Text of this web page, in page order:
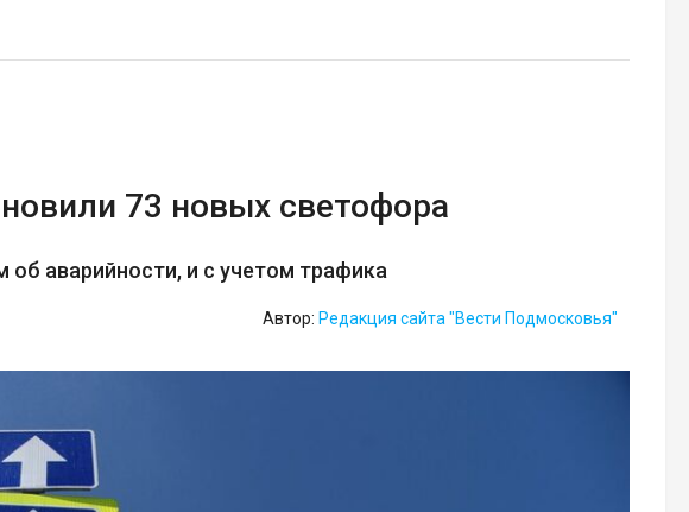
73 новых светофора
аварийности, и с учетом трафика
Автор: Редакция сайта "Вести Подмосковья"